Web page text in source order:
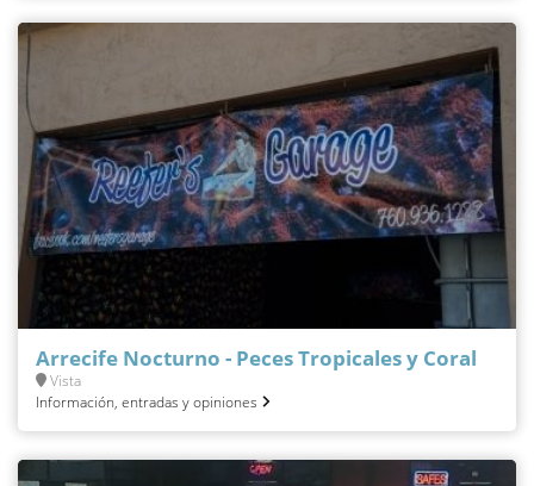
Arrecife Nocturno - Peces Tropicales y Coral
Vista
Información, entradas y opiniones